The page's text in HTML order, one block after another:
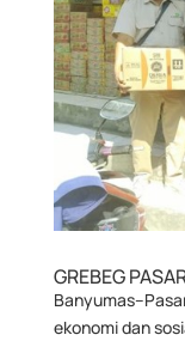
GREBEG
ekonomi dan